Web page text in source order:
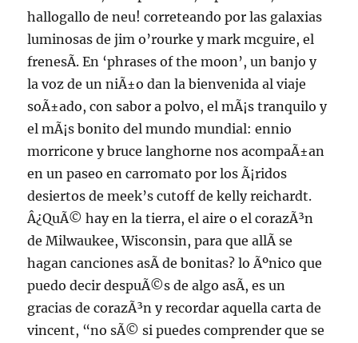
hallogallo de neu! correteando por las galaxias
luminosas de jim o’rourke y mark mcguire, el
frenesÃ­. En ‘phrases of the moon’, un banjo y
la voz de un niÃ±o dan la bienvenida al viaje
soÃ±ado, con sabor a polvo, el mÃ¡s tranquilo y
el mÃ¡s bonito del mundo mundial: ennio
morricone y bruce langhorne nos acompaÃ±an
en un paseo en carromato por los Ã¡ridos
desiertos de meek’s cutoff de kelly reichardt.
Â¿QuÃ© hay en la tierra, el aire o el corazÃ³n
de Milwaukee, Wisconsin, para que allÃ­ se
hagan canciones asÃ­ de bonitas? lo Ãºnico que
puedo decir despuÃ©s de algo asÃ­, es un
gracias de corazÃ³n y recordar aquella carta de
vincent, “no sÃ© si puedes comprender que se